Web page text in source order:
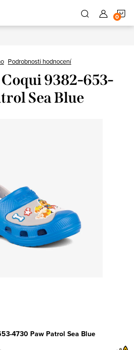
Podrobnosti hodnocení
9382-653-
Sea Blue
4730 Paw Patrol Sea Blue